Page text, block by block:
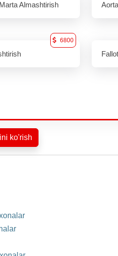
Almashtirish
6800
ko'rish